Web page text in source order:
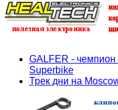
GALFER - чемпион
Superbike
Трек дни на